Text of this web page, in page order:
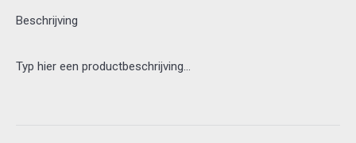
Beschrijving
Typ hier een productbeschrijving…